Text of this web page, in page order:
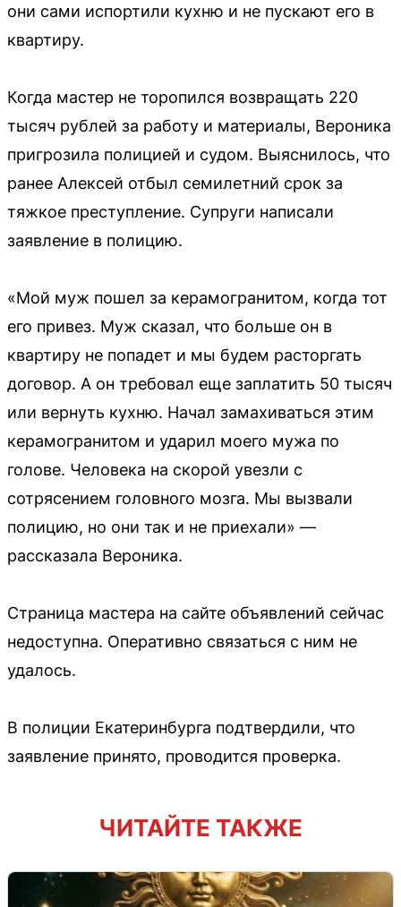
они сами испортили кухню и не пускают его в
квартиру.
Когда мастер не торопился возвращать 220
тысяч рублей за работу и материалы, Вероника
пригрозила полицией и судом. Выяснилось, что
ранее Алексей отбыл семилетний срок за
тяжкое преступление. Супруги написали
заявление в полицию.
«Мой муж пошел за керамогранитом, когда тот
его привез. Муж сказал, что больше он в
квартиру не попадет и мы будем расторгать
договор. А он требовал еще заплатить 50 тысяч
или вернуть кухню. Начал замахиваться этим
керамогранитом и ударил моего мужа по
голове. Человека на скорой увезли с
сотрясением головного мозга. Мы вызвали
полицию, но они так и не приехали» —
рассказала Вероника.
Страница мастера на сайте объявлений сейчас
недоступна. Оперативно связаться с ним не
удалось.
В полиции Екатеринбурга подтвердили, что
заявление принято, проводится проверка.
ЧИТАЙТЕ ТАКЖЕ